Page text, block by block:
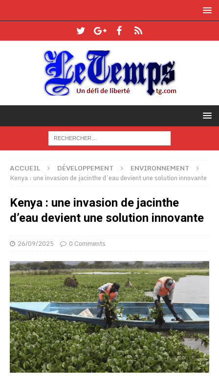
ACCUEIL DÉVELOPPEMENT
ENVIRONNEMENT
Kenya : une invasion de jacinthe d’eau devient une solution innovante
Kenya : une invasion de jacinthe
d’eau devient une solution innovante
26/09/2025 0 Comments